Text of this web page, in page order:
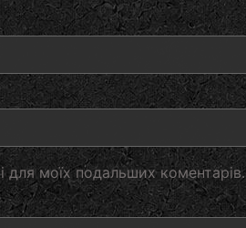
для моїх подальших коментарів.